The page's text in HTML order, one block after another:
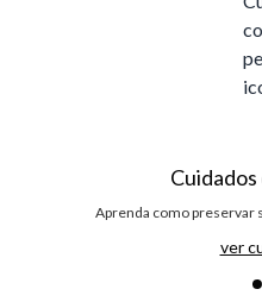
Cuidados
Aprenda como preservar
ver